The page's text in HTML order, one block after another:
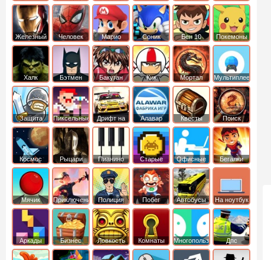
Самураи
Ферб
легенда об
Аанге
Железный
человек
Человек
Паук
Марио Соник Бен 10 Покемоны
Халк Бэтмен Бакуган
Кик
Бутовский
Мортал
комбат
Мультиплеер
Защита
королевства
Пиксельные
Дрифт на
машинах
Алавар Квесты
Поиск
предметов
Космос Рыцари Пианино Старые Офисные Бегалки
Мячик Приключения Полиция Побег Автобусы На ноутбук
Аркады
Бизнес
симуляторы
Ловкость Комнаты Многопользовательские
Дпс